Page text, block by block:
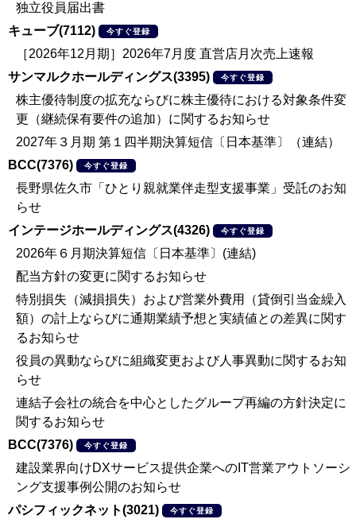
独立役員届出書
キューブ(7112)
今すぐ登録
［2026年12月期］2026年7月度 直営店月次売上速報
サンマルクホールディングス(3395)
今すぐ登録
株主優待制度の拡充ならびに株主優待における対象条件変
更（継続保有要件の追加）に関するお知らせ
2027年３月期 第１四半期決算短信〔日本基準〕（連結）
BCC(7376)
今すぐ登録
長野県佐久市「ひとり親就業伴走型支援事業」受託のお知
らせ
インテージホールディングス(4326)
今すぐ登録
2026年６月期決算短信〔日本基準〕(連結)
配当方針の変更に関するお知らせ
特別損失（減損損失）および営業外費用（貸倒引当金繰入
額）の計上ならびに通期業績予想と実績値との差異に関す
るお知らせ
役員の異動ならびに組織変更および人事異動に関するお知
らせ
連結子会社の統合を中心としたグループ再編の方針決定に
関するお知らせ
BCC(7376)
今すぐ登録
建設業界向けDXサービス提供企業へのIT営業アウトソーシ
ング支援事例公開のお知らせ
パシフィックネット(3021)
今すぐ登録